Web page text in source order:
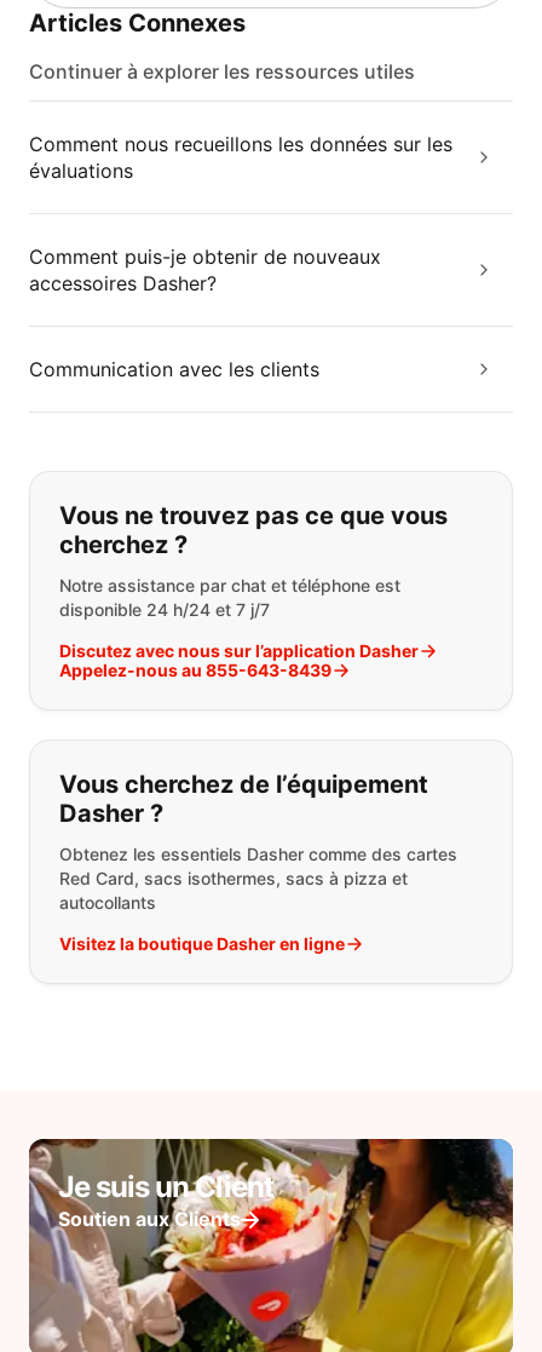
Articles Connexes
Continuer à explorer les ressources utiles
Comment nous recueillons les données sur les
évaluations
Comment puis-je obtenir de nouveaux
accessoires Dasher?
Communication avec les clients
Si vous ne trouvez pas ce que vous
Vous ne trouvez pas ce que vous
cherchez ?
Notre assistance par chat et téléphone est
disponible 24 h/24 et 7 j/7
Discutez avec nous sur l’application Dasher
Appelez-nous au 855-643-8439
Vous cherchez de l’équipement
Dasher ?
Obtenez les essentiels Dasher comme des cartes
Red Card, sacs isothermes, sacs à pizza et
autocollants
Visitez la boutique Dasher en ligne
Je suis un Client
Soutien aux Clients